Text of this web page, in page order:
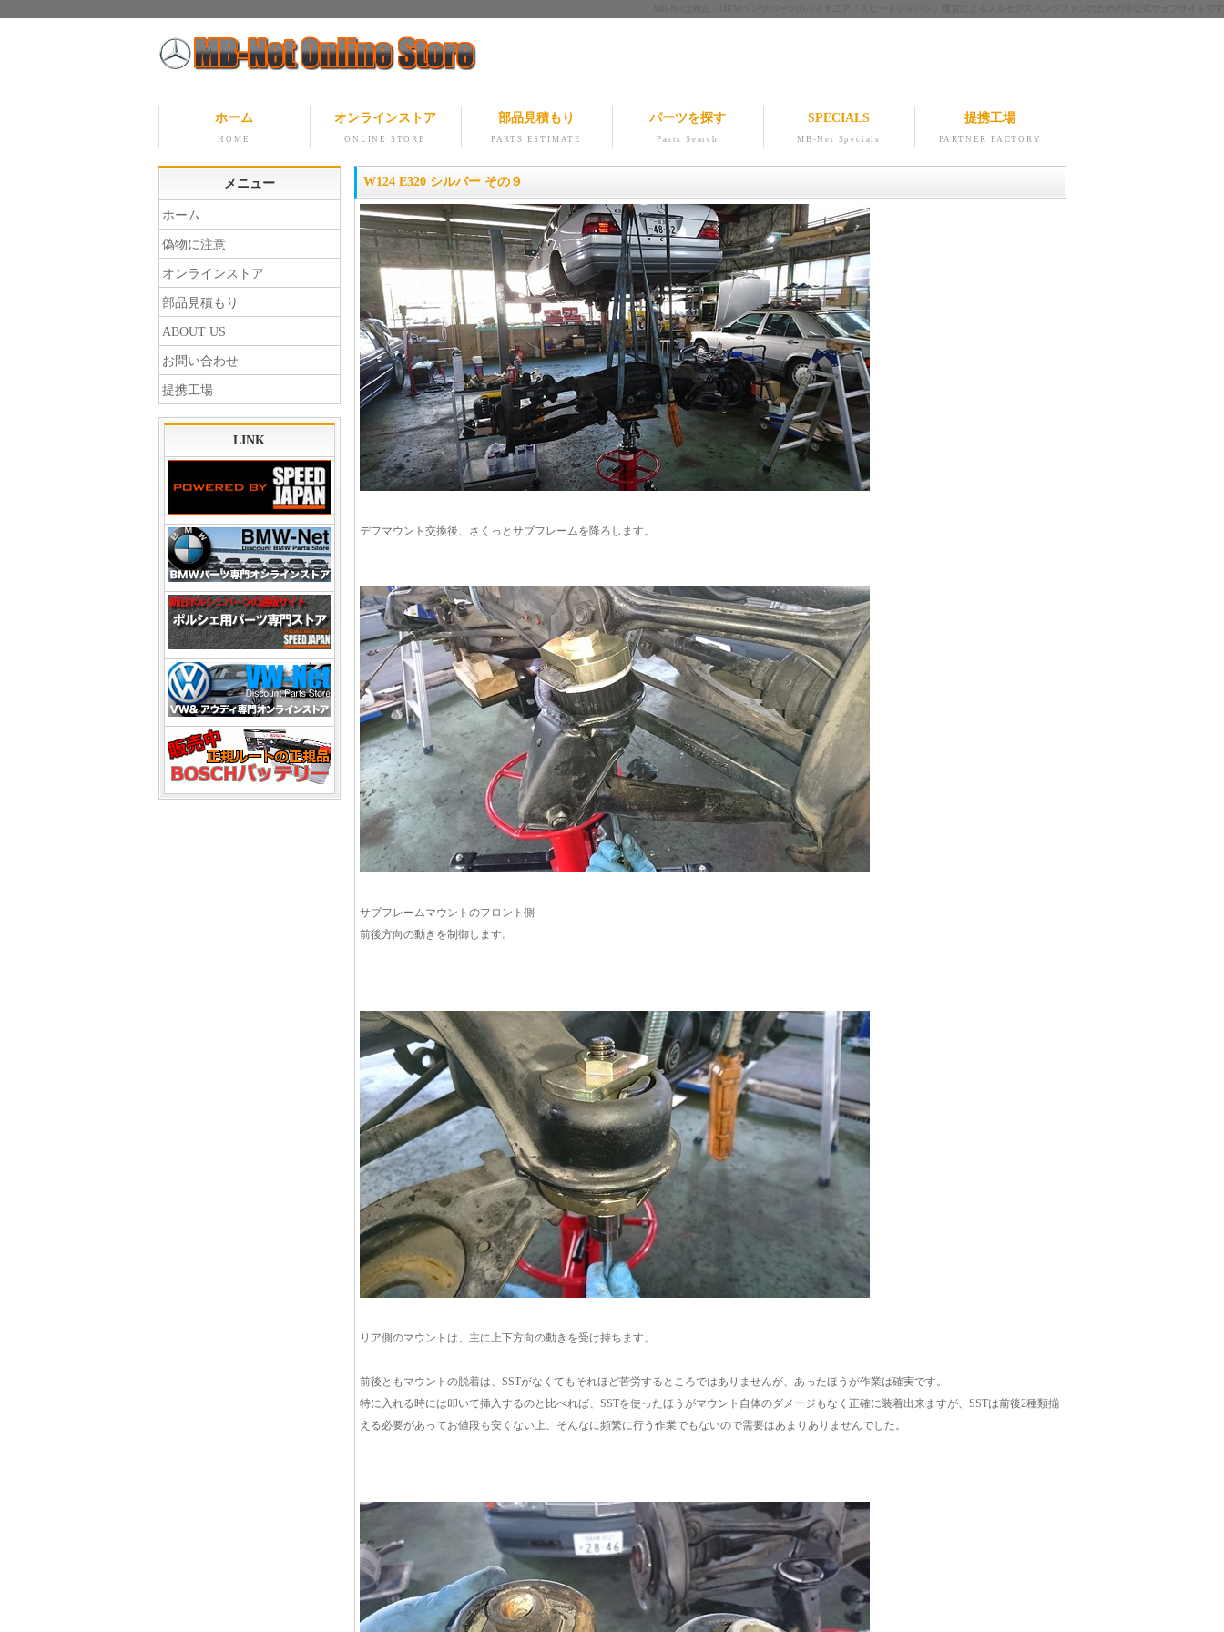
ホーム
HOME
オンラインストア
ONLINE STORE
部品見積もり
PARTS ESTIMATE
パーツを探す
Parts Search
SPECIALS
MB-Net Specials
提携工場
PARTNER FACTORY
W124 E320 シルバー その９
デフマウント交換後、さくっとサブフレームを降ろします。
サブフレームマウントのフロント側
前後方向の動きを制御します。
リア側のマウントは、主に上下方向の動きを受け持ちます。
前後ともマウントの脱着は、SSTがなくてもそれほど苦労するところではありませんが、あったほうが作業は確実です。
特に入れる時には叩いて挿入するのと比べれば、SSTを使ったほうがマウント自体のダメージもなく正確に装着出来ますが、SSTは前後2種類揃
える必要があってお値段も安くない上、そんなに頻繁に行う作業でもないので需要はあまりありませんでした。
メニュー
ホーム
偽物に注意
オンラインストア
部品見積もり
ABOUT US
お問い合わせ
提携工場
LINK